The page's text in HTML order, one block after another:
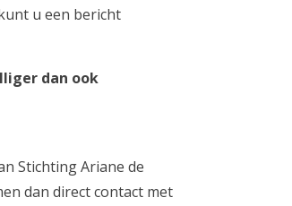
u een bericht
dan ook
Stichting Ariane de
dan direct contact met